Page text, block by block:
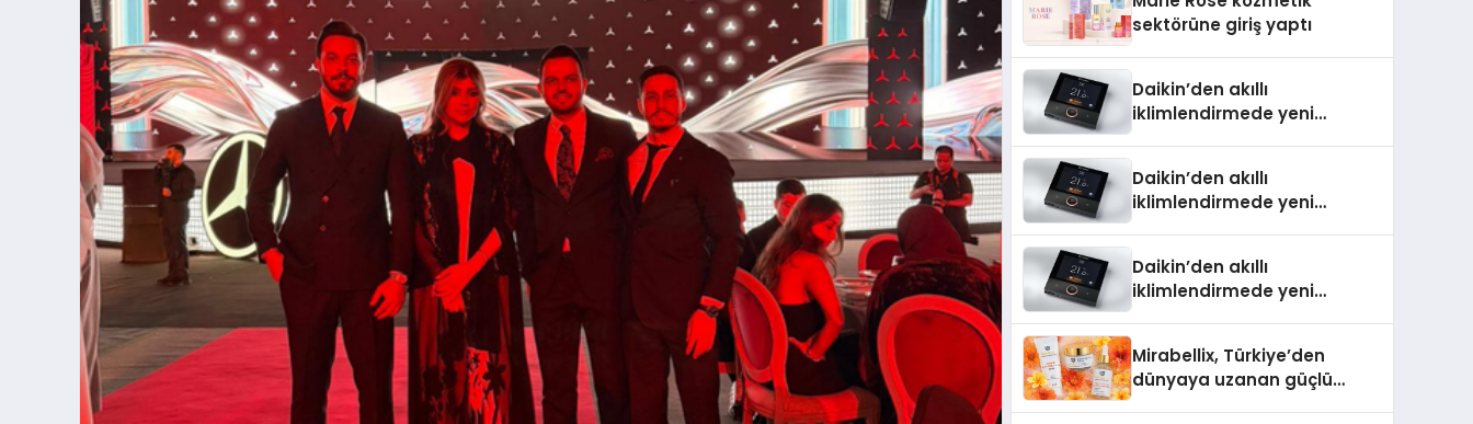
sektörüne giriş yaptı
Daikin’den akıllı
iklimlendirmede yeni
Daikin’den akıllı
iklimlendirmede yeni
Daikin’den akıllı
iklimlendirmede yeni
Mirabellix, Türkiye’den
dünyaya uzanan güçlü